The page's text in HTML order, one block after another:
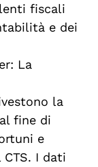
fiscali
e dei
La
la
fine di
e
I dati